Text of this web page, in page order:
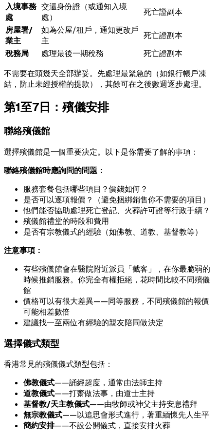
入境事務
處
交還身份證（或通知入境
處）
死亡證副本
房屋署/
業主
如為公屋/租戶，通知更改戶
主
死亡證副本
稅務局
處理最後一期稅務
死亡證副本
不需要在頭幾天全部辦妥。先處理最緊急的（如銀行帳戶凍
結，防止未經授權的提款），其餘可在之後數週逐步處理。
第1至7日：殯儀安排
聯絡殯儀館
選擇殯儀館是一個重要決定。以下是你需要了解的事項：
聯絡殯儀館時應詢問的問題：
服務套餐包括哪些項目？價錢如何？
是否可以逐項報價？（避免捆綁銷售你不需要的項目）
他們能否協助處理死亡登記、火葬許可證等行政手續？
殯儀館禮堂的時段和費用
是否有宗教儀式的經驗（如佛教、道教、基督教等）
注意事項：
有些殯儀館會在醫院附近派員「截客」，在你最脆弱的
時候推銷服務。你完全有權拒絕，花時間比較不同殯儀
館
價格可以有很大差異——同等服務，不同殯儀館的報價
可能相差數倍
建議找一至兩位有經驗的親友陪同做決定
選擇儀式類型
香港常見的殯儀儀式類型包括：
佛教儀式——誦經超度，通常由法師主持
道教儀式——打齋做法事，由道士主持
基督教/天主教儀式——由牧師或神父主持安息禮拜
無宗教儀式——以追思會形式進行，著重緬懷先人生平
簡約安排——不設公開儀式，直接安排火葬